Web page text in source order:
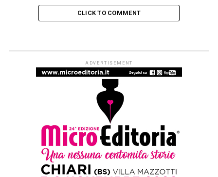
CLICK TO COMMENT
The consultant, in arrivo il nuovo
romanzo dell’erede di Stephen
3 anni ago on 16 Febbraio 2023
By Redazione Leggere:tutti